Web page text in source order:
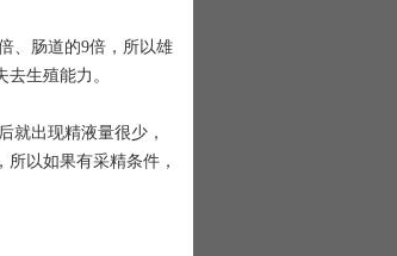
、肠道的9倍，所以雄
生殖能力。
出现精液量很少，
以如果有采精条件，